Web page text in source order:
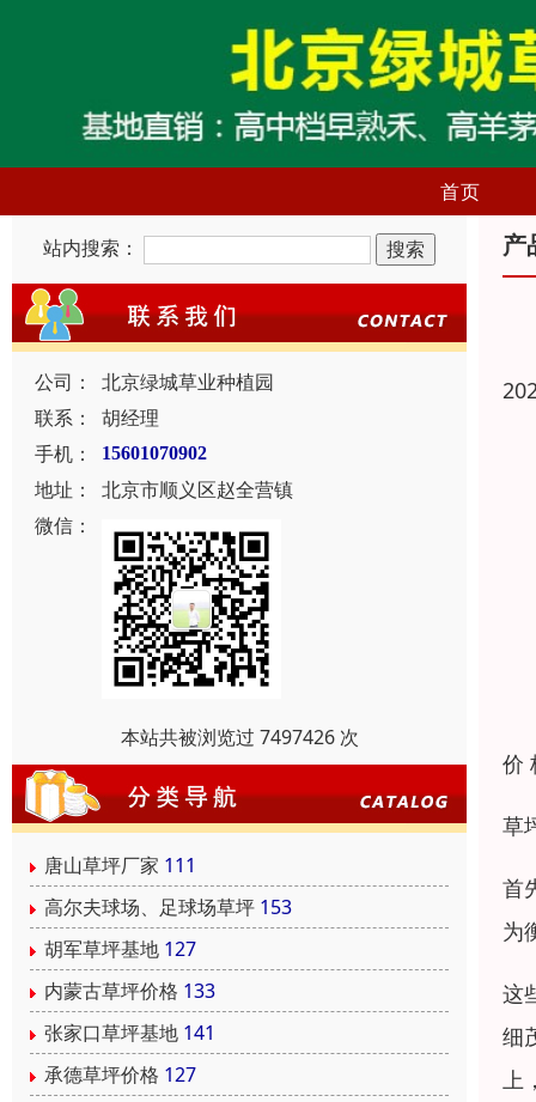
首页
站内搜索：
公司：
北京绿城草业种植园
联系：
胡经理
手机：
15601070902
地址：
北京市顺义区赵全营镇
微信：
本站共被浏览过 7497426 次
唐山草坪厂家 111
高尔夫球场、足球场草坪 153
胡军草坪基地 127
内蒙古草坪价格 133
张家口草坪基地 141
承德草坪价格 127
产
价
草
首
为
这
细
上